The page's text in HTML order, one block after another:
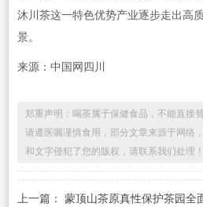
沐川茶这一特色优势产业逐步走出高
景。
来源：中国网四川
郑重声明：喝茶属于保健食品，不能直接
请遵医嘱谨慎食用，部分文章来源于网络
和文字侵犯了您的版权，请联系我们处理！
上一篇： 蒙顶山茶原真性保护茶园全